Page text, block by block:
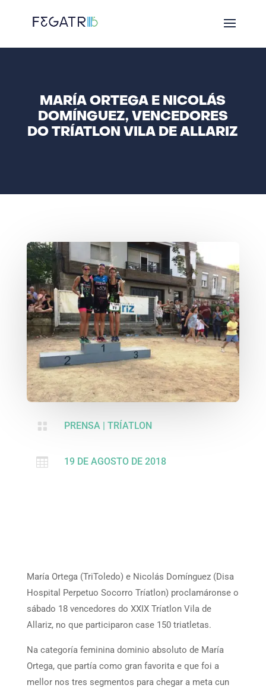
MARÍA ORTEGA E NICOLÁS
DOMÍNGUEZ, VENCEDORES
DO TRÍATLON VILA DE ALLARIZ
 PRENSA | TRÍATLON
 19 DE AGOSTO DE 2018
María Ortega (TriToledo) e Nicolás Domínguez (Disa
Hospital Perpetuo Socorro Tríatlon) proclamáronse o
sábado 18 vencedores do XXIX Tríatlon Vila de
Allariz, no que participaron case 150 triatletas.
Na categoría feminina dominio absoluto de María
Ortega, que partía como gran favorita e que foi a
mellor nos tres segmentos para chegar a meta cun